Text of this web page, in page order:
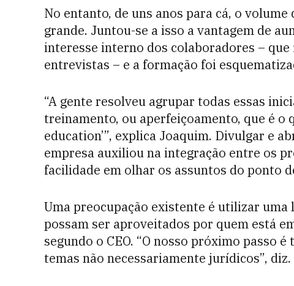
No entanto, de uns anos para cá, o
grande. Juntou-se a isso a vantagem de
interesse interno dos colaboradores –
entrevistas – e a formação foi
“A gente resolveu agrupar todas essas
treinamento, ou aperfeiçoamento, que é o
education’”, explica Joaquim. Divulgar e
empresa auxiliou na integração entre os
facilidade em olhar os assuntos do ponto
Uma preocupação existente é utilizar
possam ser aproveitados por quem está
segundo o CEO. “O nosso próximo passo
temas não necessariamente jurídicos”, diz.